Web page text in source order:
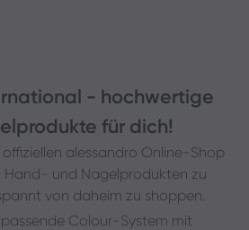
- hochwertige
für dich!
offiziellen alessandro Online-Shop
Hand- und Nagelprodukten zu
von daheim zu shoppen.
Colour-System mit